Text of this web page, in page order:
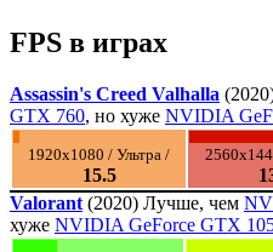
FPS в играх
Assassin's Creed Valhalla
GTX 760, но хуже NVIDIA
1920x1080 / Ультра /
15.5
Valorant (2020) Лучше, чем
хуже NVIDIA GeForce GTX